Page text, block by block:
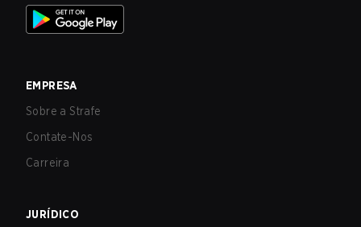
EMPRESA
Sobre a Strafe
Contate-Nos
Carreira
JURÍDICO